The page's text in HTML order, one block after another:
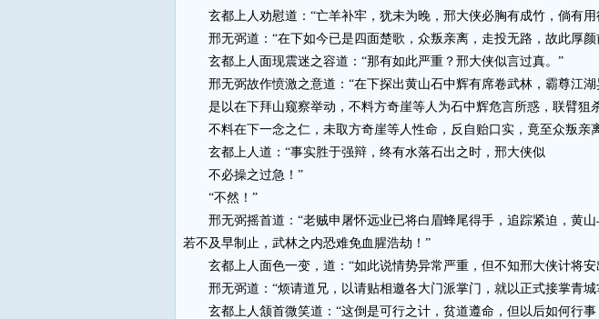
玄都上人劝慰道：“亡羊补牢，犹未为晚，邢大侠必胸有成竹，倘有用
邢无弼道：“在下如今已是四面楚歌，众叛亲离，走投无路，故此厚颜
玄都上人面现震迷之容道：“那有如此严重？邢大侠似言过真。”
邢无弼故作愤激之意道：“在下探出黄山石中辉有席卷武林，霸尊江湖
是以在下拜山窥察举动，不料方奇崖等人为石中辉危言所惑，联臂狙
不料在下一念之仁，未取方奇崖等人性命，反自贻口实，竟至众叛亲
玄都上人道：“事实胜于强辩，终有水落石出之时，邢大侠似
不必操之过急！”
“不然！”
邢无弼摇首道：“老贼申屠怀远业已将白眉蜂尾得手，追踪紧迫，黄山
若不及早制止，武林之内恐难免血腥浩劫！”
玄都上人面色一变，道：“如此说情势异常严重，但不知邢大侠计将安
邢无弼道：“烦请道兄，以请贴相邀各大门派掌门，就以正式接掌青城
玄都上人颔首微笑道：“这倒是可行之计，贫道遵命，但以后如何行事